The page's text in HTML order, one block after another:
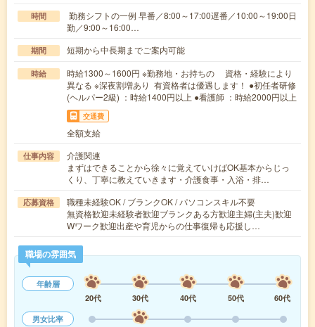
時間
勤務シフトの一例 早番／8:00～17:00遅番／10:00～19:00日
勤／9:00～16:00…
期間 短期から中長期までご案内可能
時給
時給1300～1600円 ※勤務地・お持ちの 資格・経験により
異なる ※深夜割増あり 有資格者は優遇します！ ●初任者研修
(ヘルパー2級) ：時給1400円以上 ●看護師 ：時給2000円以上
交通費
全額支給
仕事内容
介護関連
まずはできることから徐々に覚えていけばOK基本からじっ
くり、丁寧に教えていきます・介護食事・入浴・排…
応募資格
職種未経験OK / ブランクOK / パソコンスキル不要
無資格歓迎未経験者歓迎ブランクある方歓迎主婦(主夫)歓迎
Wワーク歓迎出産や育児からの仕事復帰も応援し…
職場の雰囲気
年齢層
20代
30代 40代 50代
60代
男女比率